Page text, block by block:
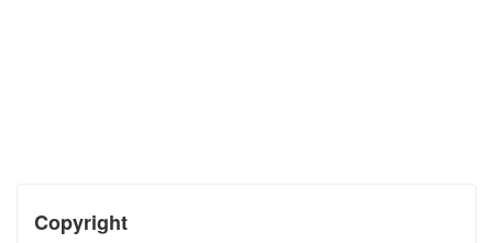
Copyright